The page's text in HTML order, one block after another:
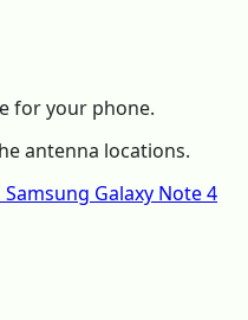
for your phone.
antenna locations.
Galaxy Note 4